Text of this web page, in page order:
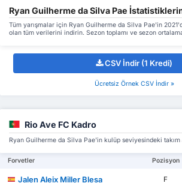
Ryan Guilherme da Silva Pae
Tüm yarışmalar için Ryan Guilherme da Silva Pae'in
olan tüm verilerini indirin. Sezon toplamı ve sezon
CSV İndir (1 Kredi)
Ücretsiz Örnek CSV İndir »
Rio Ave FC Kadro
Ryan Guilherme da Silva Pae'in kulüp seviyesindeki takım
Forvetler Pozisyon
Jalen Aleix Miller Blesa F